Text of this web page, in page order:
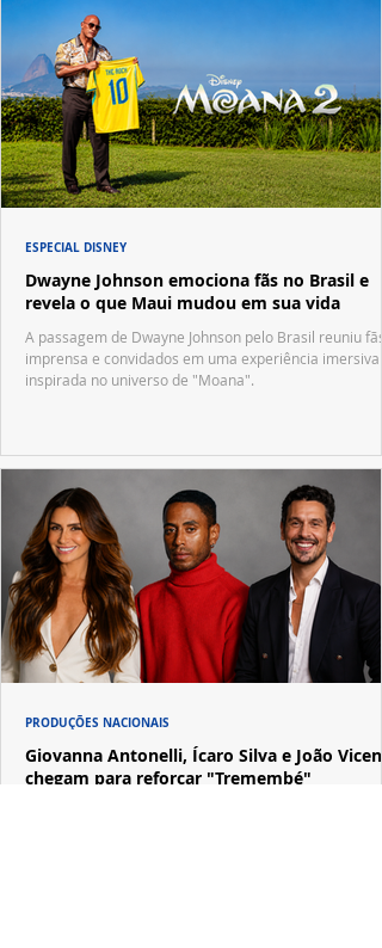
Dwayne Johnson emociona fãs no Brasil e
revela o que Maui mudou em sua vida
A passagem de Dwayne Johnson pelo Brasil reuniu fãs,
imprensa e convidados em uma experiência imersiva
inspirada no universo de "Moana".
ESPECIAL DISNEY
Giovanna Antonelli, Ícaro Silva e João
chegam para reforçar "Tremembé"
PRODUÇÕES NACIONAIS